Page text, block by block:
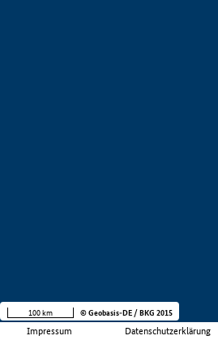
Impressum Datenschutzerklärung
100 km © Geobasis-DE / BKG 2015